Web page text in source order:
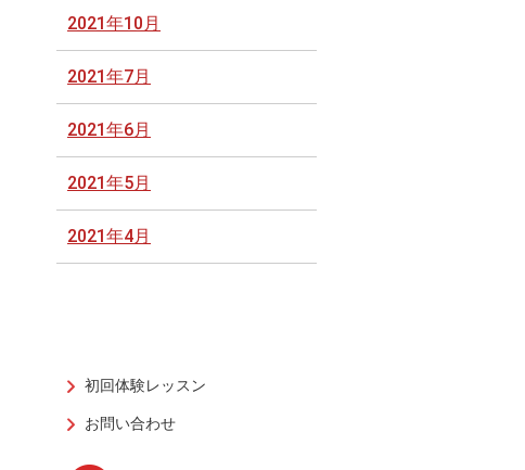
2021年10月
2021年7月
2021年6月
2021年5月
2021年4月
初回体験レッスン
お問い合わせ